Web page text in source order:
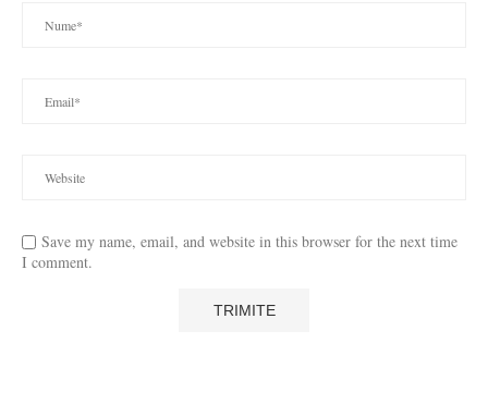
Save my name, email, and website in this browser for the next time
I comment.